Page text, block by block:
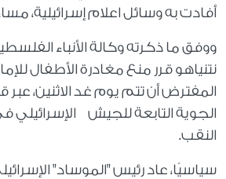
أفادت به وسائل اعلام إسرائيلية،
ووفق ما ذكرته وكالة الأنباء
نتنياهو قرر منع مغادرة الأطفال
المفترض أن تتم يوم غد الاثنين، عبر
الجوية التابعة للجيش
النقب.
سياسيًا، عاد رئيس "الموساد"